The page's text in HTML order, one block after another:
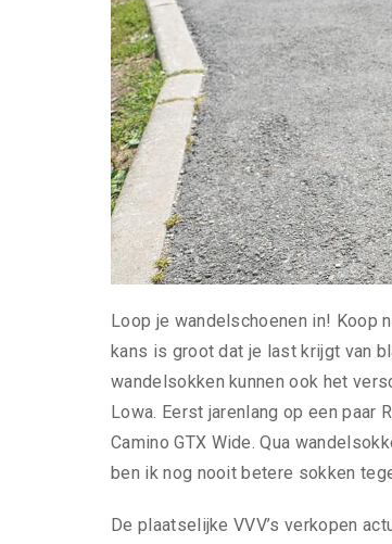
Loop je wandelschoenen in! Koop
kans is groot dat je last krijgt van
wandelsokken kunnen ook het
Lowa. Eerst jarenlang op een paar
Camino GTX Wide. Qua
ben ik nog nooit betere sokken
De plaatselijke VVV’s verkopen